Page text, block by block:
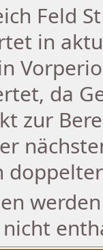
Feld
in
da
zur